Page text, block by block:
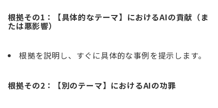
根拠その1：【具体的なテーマ】におけるAIの貢献（ま
たは悪影響）
根拠を説明し、すぐに具体的な事例を提示します。
根拠その2：【別のテーマ】におけるAIの功罪